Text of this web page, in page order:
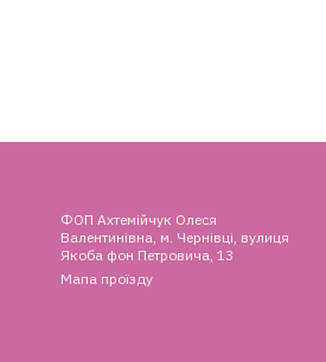
ФОП Ахтемійчук Олеся
Валентинівна, м. Чернівці, вулиця
Якоба фон Петровича, 13
Мапа проїзду